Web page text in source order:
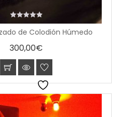
de Colodión Húmedo
0
out
5
300,00€